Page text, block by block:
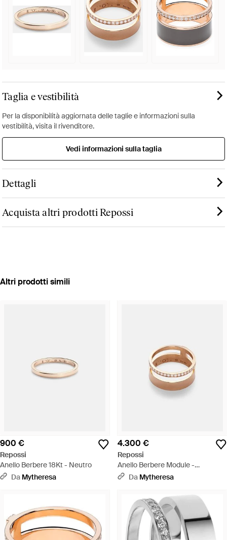
Taglia e vestibilità
Per la disponibilità aggiornata delle taglie e informazioni sulla
vestibilità, visita il rivenditore.
Vedi informazioni sulla taglia
Dettagli
Acquista altri prodotti Repossi
Altri prodotti simili
900 €
Repossi
Anello Berbere 18Kt - Neutro
Da Mytheresa
4.300 €
Repossi
Anello Berbere Module -
Metallizzato
Da Mytheresa